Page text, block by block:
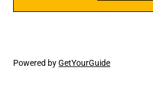
Powered byGetYourGuide